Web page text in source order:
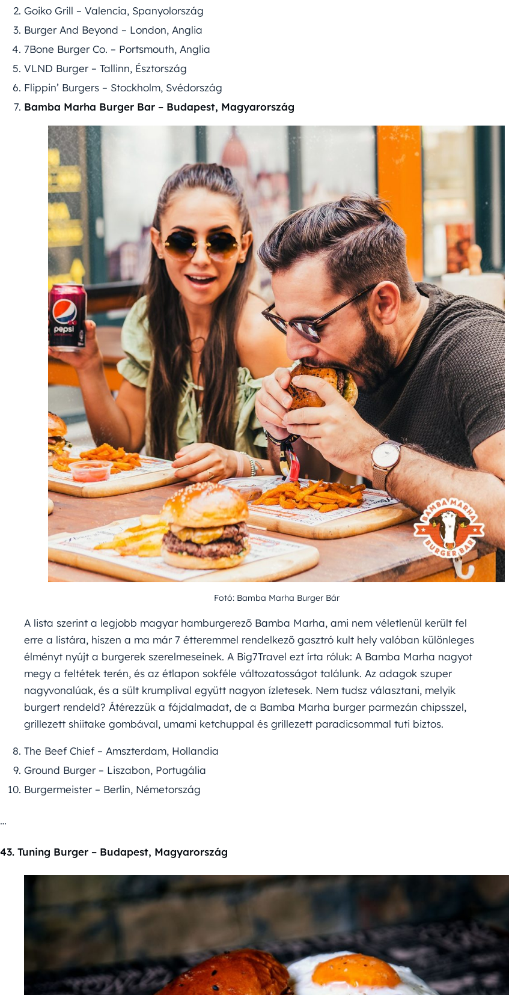
Goiko Grill – Valencia, Spanyolország
Burger And Beyond – London, Anglia
7Bone Burger Co. – Portsmouth, Anglia
VLND Burger – Tallinn, Észtország
Flippin’ Burgers – Stockholm, Svédország
Bamba Marha Burger Bar – Budapest, Magyarország
Fotó: Bamba Marha Burger Bár
A lista szerint a legjobb magyar hamburgerező Bamba Marha, ami nem véletlenül került fel
erre a listára, hiszen a ma már 7 étteremmel rendelkező gasztró kult hely valóban különleges
élményt nyújt a burgerek szerelmeseinek. A Big7Travel ezt írta róluk: A Bamba Marha nagyot
megy a feltétek terén, és az étlapon sokféle változatosságot találunk. Az adagok szuper
nagyvonalúak, és a sült krumplival együtt nagyon ízletesek. Nem tudsz választani, melyik
burgert rendeld? Átérezzük a fájdalmadat, de a Bamba Marha burger parmezán chipsszel,
grillezett shiitake gombával, umami ketchuppal és grillezett paradicsommal tuti biztos.
The Beef Chief – Amszterdam, Hollandia
Ground Burger – Liszabon, Portugália
Burgermeister – Berlin, Németország
…
43. Tuning Burger – Budapest, Magyarország